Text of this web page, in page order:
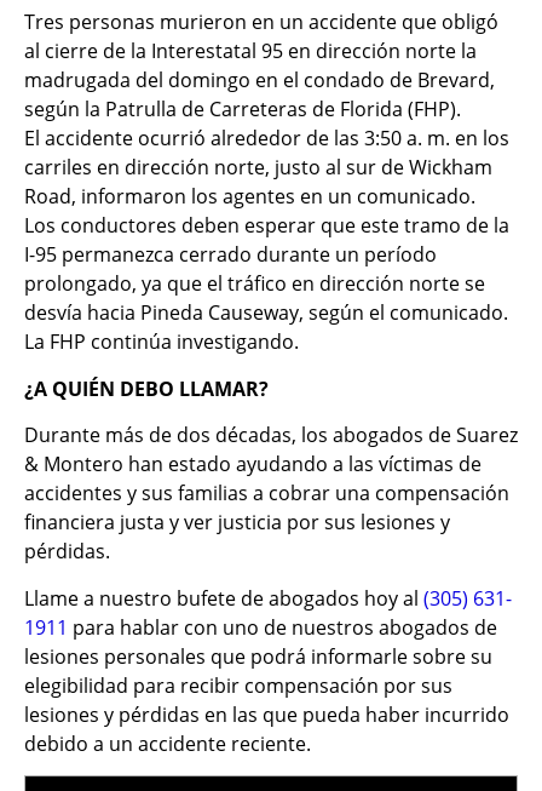
Tres personas murieron en un accidente que obligó
al cierre de la Interestatal 95 en dirección norte la
madrugada del domingo en el condado de Brevard,
según la Patrulla de Carreteras de Florida (FHP).
El accidente ocurrió alrededor de las 3:50 a. m. en los
carriles en dirección norte, justo al sur de Wickham
Road, informaron los agentes en un comunicado.
Los conductores deben esperar que este tramo de la
I-95 permanezca cerrado durante un período
prolongado, ya que el tráfico en dirección norte se
desvía hacia Pineda Causeway, según el comunicado.
La FHP continúa investigando.
¿A QUIÉN DEBO LLAMAR?
Durante más de dos décadas, los abogados de Suarez
& Montero han estado ayudando a las víctimas de
accidentes y sus familias a cobrar una compensación
financiera justa y ver justicia por sus lesiones y
pérdidas.
Llame a nuestro bufete de abogados hoy al (305) 631-
1911 para hablar con uno de nuestros abogados de
lesiones personales que podrá informarle sobre su
elegibilidad para recibir compensación por sus
lesiones y pérdidas en las que pueda haber incurrido
debido a un accidente reciente.